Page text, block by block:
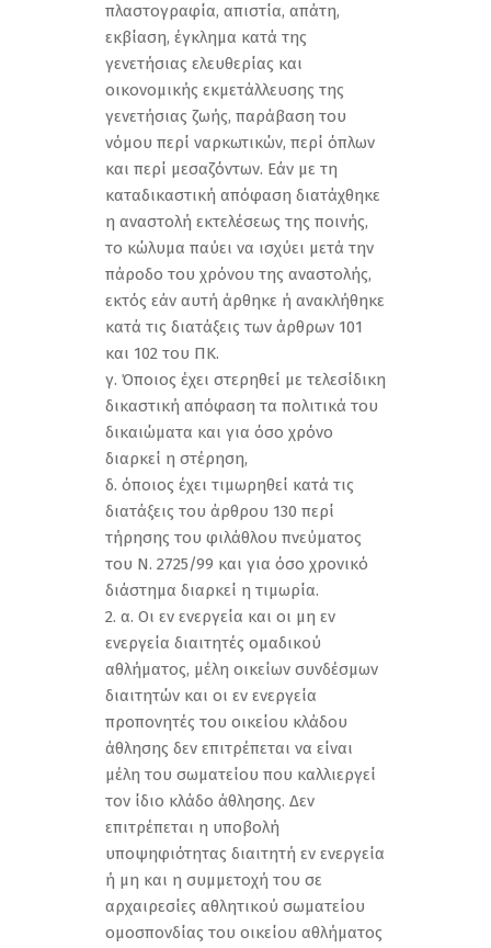
πλαστογραφία, απιστία, απάτη,
εκβίαση, έγκλημα κατά της
γενετήσιας ελευθερίας και
οικονομικής εκμετάλλευσης της
γενετήσιας ζωής, παράβαση του
νόμου περί ναρκωτικών, περί όπλων
και περί μεσαζόντων. Εάν με τη
καταδικαστική απόφαση διατάχθηκε
η αναστολή εκτελέσεως της ποινής,
το κώλυμα παύει να ισχύει μετά την
πάροδο του χρόνου της αναστολής,
εκτός εάν αυτή άρθηκε ή ανακλήθηκε
κατά τις διατάξεις των άρθρων 101
και 102 του ΠΚ.
γ. Όποιος έχει στερηθεί με τελεσίδικη
δικαστική απόφαση τα πολιτικά του
δικαιώματα και για όσο χρόνο
διαρκεί η στέρηση,
δ. όποιος έχει τιμωρηθεί κατά τις
διατάξεις του άρθρου 130 περί
τήρησης του φιλάθλου πνεύματος
του Ν. 2725/99 και για όσο χρονικό
διάστημα διαρκεί η τιμωρία.
2. α. Οι εν ενεργεία και οι μη εν
ενεργεία διαιτητές ομαδικού
αθλήματος, μέλη οικείων συνδέσμων
διαιτητών και οι εν ενεργεία
προπονητές του οικείου κλάδου
άθλησης δεν επιτρέπεται να είναι
μέλη του σωματείου που καλλιεργεί
τον ίδιο κλάδο άθλησης. Δεν
επιτρέπεται η υποβολή
υποψηφιότητας διαιτητή εν ενεργεία
ή μη και η συμμετοχή του σε
αρχαιρεσίες αθλητικού σωματείου
ομοσπονδίας του οικείου αθλήματος